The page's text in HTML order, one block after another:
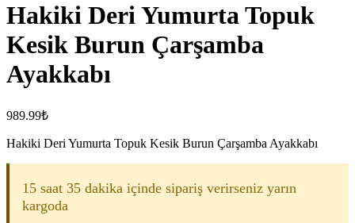
Hakiki Deri Yumurta Topuk
Kesik Burun Çarşamba
Ayakkabı
989.99₺
Hakiki Deri Yumurta Topuk Kesik Burun Çarşamba Ayakkabı
15 saat 35 dakika içinde sipariş verirseniz yarın
kargoda